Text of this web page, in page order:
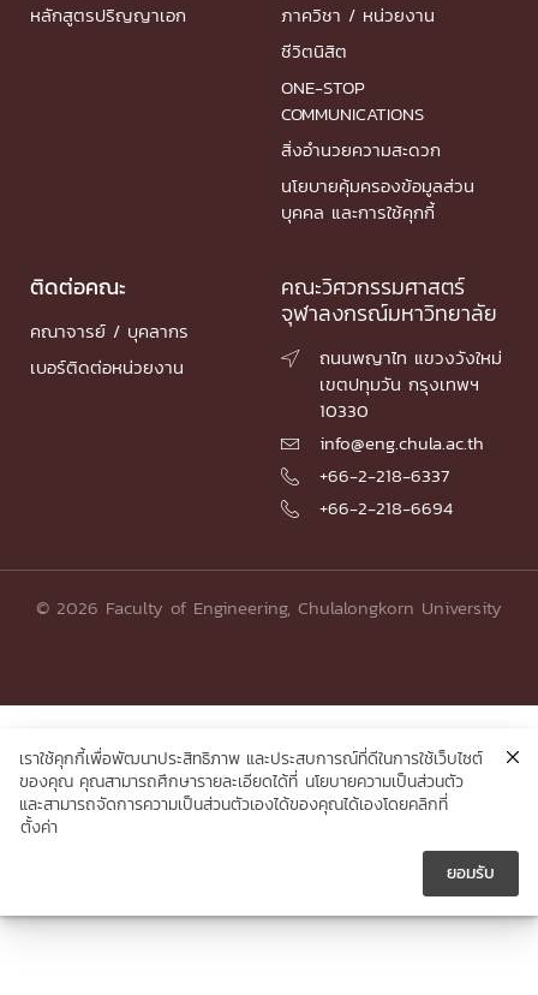

หลักสูตรปริญญาเอก
ภาควิชา / หน่วยงาน
ชีวิตนิสิต
ONE-STOP
COMMUNICATIONS
สิ่งอำนวยความสะดวก
นโยบายคุ้มครองข้อมูลส่วน
บุคคล และการใช้คุกกี้
ติดต่อคณะ
คณาจารย์ / บุคลากร
เบอร์ติดต่อหน่วยงาน
คณะวิศวกรรมศาสตร์
จุฬาลงกรณ์มหาวิทยาลัย

ถนนพญาไท แขวงวังใหม่
เขตปทุมวัน กรุงเทพฯ
10330
 info@eng.chula.ac.th
 +66-2-218-6337
 +66-2-218-6694
© 2026 Faculty of Engineering, Chulalongkorn University
เราใช้คุกกี้เพื่อพัฒนาประสิทธิภาพ และประสบการณ์ที่ดีในการใช้เว็บไซต์
ของคุณ คุณสามารถศึกษารายละเอียดได้ที่ นโยบายความเป็นส่วนตัว
และสามารถจัดการความเป็นส่วนตัวเองได้ของคุณได้เองโดยคลิกที่
ตั้งค่า
ยอมรับ